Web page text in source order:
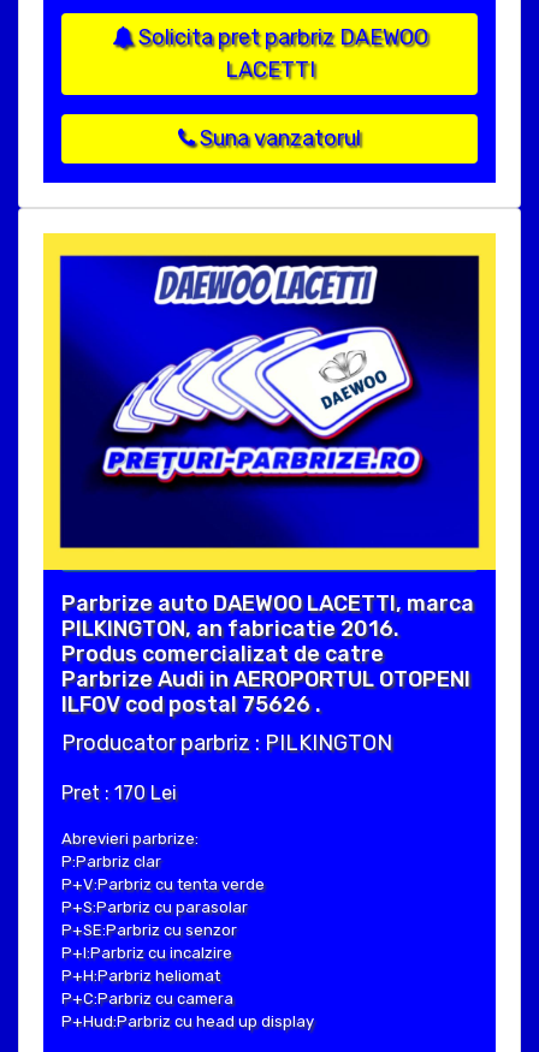
Solicita pret parbriz DAEWOO
LACETTI
Suna vanzatorul
Parbrize auto DAEWOO LACETTI, marca
PILKINGTON, an fabricatie 2016.
Produs comercializat de catre
Parbrize Audi in AEROPORTUL OTOPENI
ILFOV cod postal 75626 .
Producator parbriz : PILKINGTON
Pret : 170 Lei
Abrevieri parbrize:
P:Parbriz clar
P+V:Parbriz cu tenta verde
P+S:Parbriz cu parasolar
P+SE:Parbriz cu senzor
P+I:Parbriz cu incalzire
P+H:Parbriz heliomat
P+C:Parbriz cu camera
P+Hud:Parbriz cu head up display